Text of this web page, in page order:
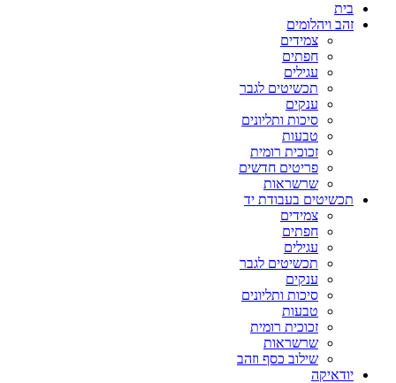
בית
זהב ויהלומים
צמידים
חפתים
עגילים
תכשיטים לגבר
ענקים
סיכות ותליונים
טבעות
זכוכית רומית
פריטים חדשים
שרשראות
תכשיטים בעבודת יד
צמידים
חפתים
עגילים
תכשיטים לגבר
ענקים
סיכות ותליונים
טבעות
זכוכית רומית
שרשראות
שילוב כסף וזהב
יודאיקה